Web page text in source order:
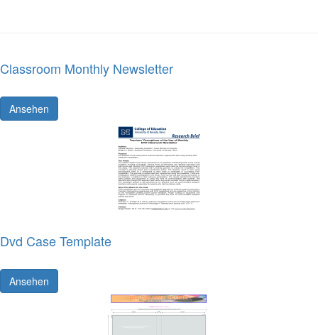
Classroom Monthly Newsletter
Ansehen
Dvd Case Template
Ansehen